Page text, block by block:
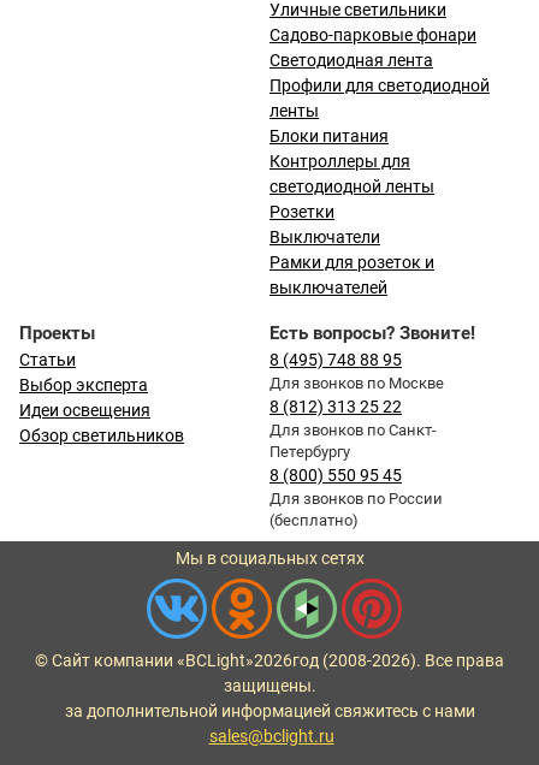
Уличные светильники
Садово-парковые фонари
Светодиодная лента
Профили для светодиодной
ленты
Блоки питания
Контроллеры для
светодиодной ленты
Розетки
Выключатели
Рамки для розеток и
выключателей
Проекты
Статьи
Выбор эксперта
Идеи освещения
Обзор светильников
Есть вопросы? Звоните!
8 (495) 748 88 95
Для звонков по Москве
8 (812) 313 25 22
Для звонков по Санкт-
Петербургу
8 (800) 550 95 45
Для звонков по России
(бесплатно)
Мы в социальных сетях
© Сайт компании «BCLight»2026год (2008-2026). Все права
защищены.
за дополнительной информацией свяжитесь с нами
sales@bclight.ru